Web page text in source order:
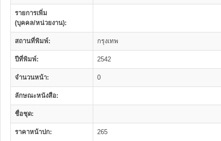
รายการเพิ่ม
(บุคคล/หน่วยงาน):
สถานที่พิมพ์: กรุงเทพ
ปีที่พิมพ์: 2542
จำนวนหน้า: 0
ลักษณะหนังสือ:
ชื่อชุด:
ราคาหน้าปก: 265